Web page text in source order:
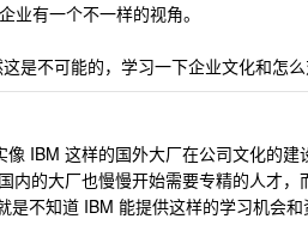
有一个不一样的视角。
是不可能的，学习一下企业文化和怎么
IBM 这样的国外大厂在公司文化的建
内的大厂也慢慢开始需要专精的人才，
不知道 IBM 能提供这样的学习机会和